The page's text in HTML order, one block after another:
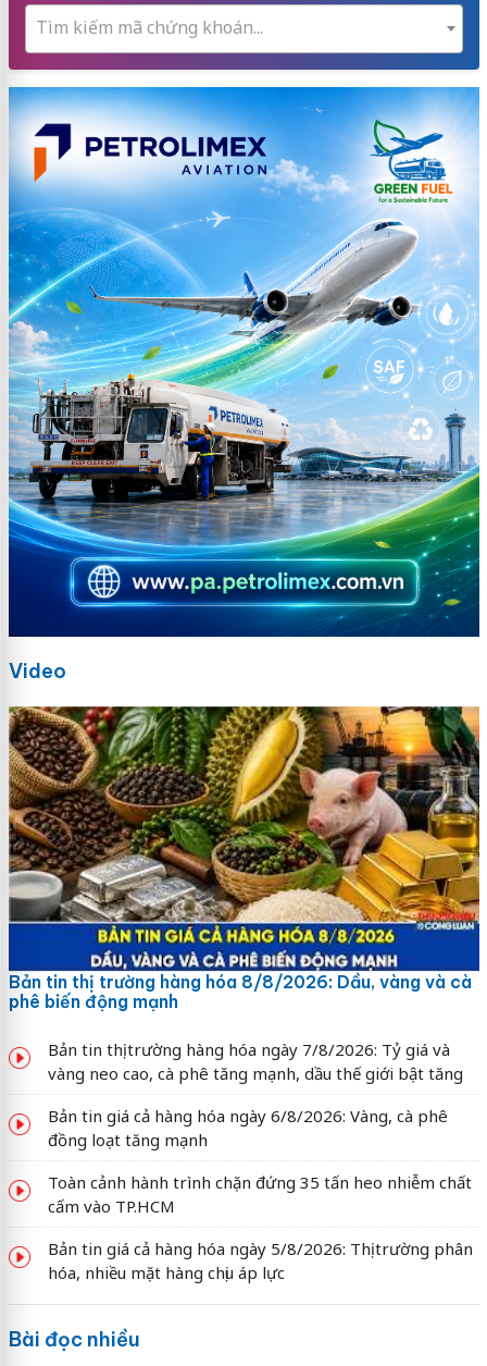
Tìm kiếm mã chứng khoán...
Video
Bản tin thị trường hàng hóa 8/8/2026: Dầu, vàng và cà
phê biến động mạnh
Bản tin thị trường hàng hóa ngày 7/8/2026: Tỷ giá và
vàng neo cao, cà phê tăng mạnh, dầu thế giới bật tăng
Bản tin giá cả hàng hóa ngày 6/8/2026: Vàng, cà phê
đồng loạt tăng mạnh
Toàn cảnh hành trình chặn đứng 35 tấn heo nhiễm chất
cấm vào TP.HCM
Bản tin giá cả hàng hóa ngày 5/8/2026: Thị trường phân
hóa, nhiều mặt hàng chịu áp lực
Bài đọc nhiều